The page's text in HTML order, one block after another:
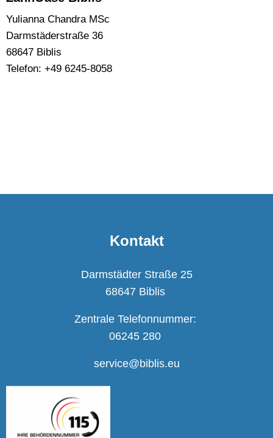
Yulianna Chandra MSc
Darmstäderstraße 36
68647 Biblis
Telefon: +49 6245-8058
Kontakt
Darmstädter Straße 25
68647 Biblis
Zentrale Telefonnummer:
06245 280
service@biblis.eu